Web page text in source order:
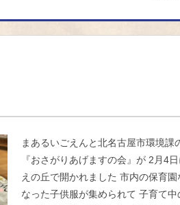
まあるいごえんと北名古屋市環境課
『おさがりあげますの会』が 2月4
えの丘で開かれました 市内の保育
なった子供服が集められて 子育て